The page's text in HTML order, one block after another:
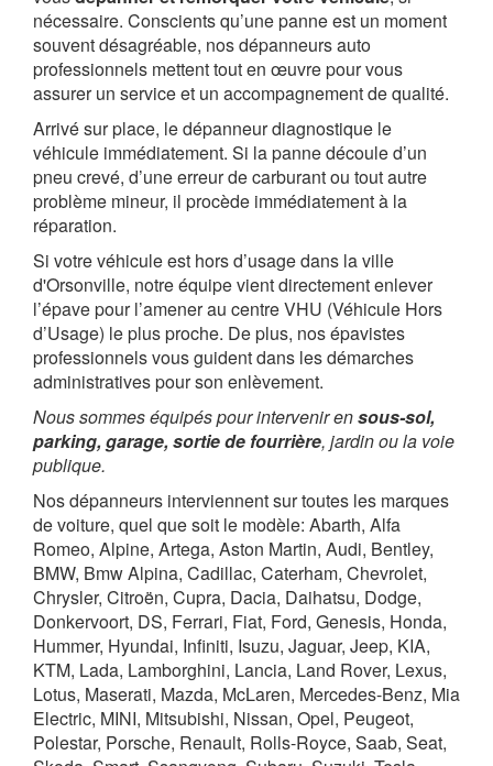
nécessaire. Conscients qu’une panne est un moment
souvent désagréable, nos dépanneurs auto
professionnels mettent tout en œuvre pour vous
assurer un service et un accompagnement de qualité.
Arrivé sur place, le dépanneur diagnostique le
véhicule immédiatement. Si la panne découle d’un
pneu crevé, d’une erreur de carburant ou tout autre
problème mineur, il procède immédiatement à la
réparation.
Si votre véhicule est hors d’usage dans la ville
d'Orsonville, notre équipe vient directement enlever
l’épave pour l’amener au centre VHU (Véhicule Hors
d’Usage) le plus proche. De plus, nos épavistes
professionnels vous guident dans les démarches
administratives pour son enlèvement.
Nous sommes équipés pour intervenir ensous-sol,
parking, garage, sortie de fourrière, jardin ou la voie
publique.
Nos dépanneurs interviennent sur toutes les marques
de voiture, quel que soit le modèle: Abarth, Alfa
Romeo, Alpine, Artega, Aston Martin, Audi, Bentley,
BMW, Bmw Alpina, Cadillac, Caterham, Chevrolet,
Chrysler, Citroën, Cupra, Dacia, Daihatsu, Dodge,
Donkervoort, DS, Ferrari, Fiat, Ford, Genesis, Honda,
Hummer, Hyundai, Infiniti, Isuzu, Jaguar, Jeep, KIA,
KTM, Lada, Lamborghini, Lancia, Land Rover, Lexus,
Lotus, Maserati, Mazda, McLaren, Mercedes-Benz, Mia
Electric, MINI, Mitsubishi, Nissan, Opel, Peugeot,
Polestar, Porsche, Renault, Rolls-Royce, Saab, Seat,